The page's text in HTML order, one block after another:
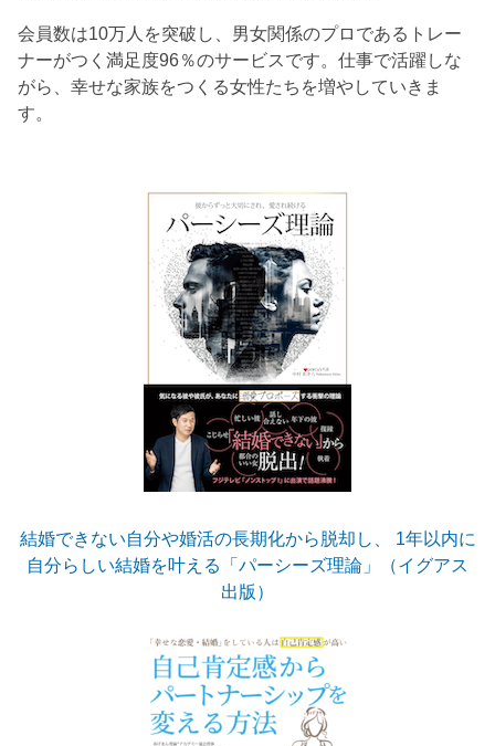
会員数は10万人を突破し、男女関係のプロであるトレー
ナーがつく満足度96％のサービスです。仕事で活躍しな
がら、幸せな家族をつくる女性たちを増やしていきま
す。
結婚できない自分や婚活の長期化から脱却し、 1年以内に
自分らしい結婚を叶える「パーシーズ理論」（イグアス
出版）